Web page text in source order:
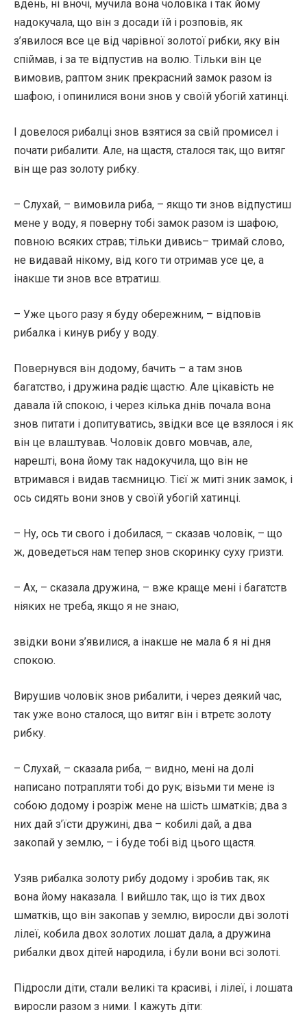
вдень, ні вночі, мучила вона чоловіка і так йому
надокучала, що він з досади їй і розповів, як
з’явилося все це від чарівної золотої рибки, яку він
спіймав, і за те відпустив на волю. Тільки він це
вимовив, раптом зник прекрасний замок разом із
шафою, і опинилися вони знов у своїй убогій хатинці.
І довелося рибалці знов взятися за свій промисел і
почати рибалити. Але, на щастя, сталося так, що витяг
він ще раз золоту рибку.
– Слухай, – вимовила риба, – якщо ти знов відпустиш
мене у воду, я поверну тобі замок разом із шафою,
повною всяких страв; тільки дивись– тримай слово,
не видавай нікому, від кого ти отримав усе це, а
інакше ти знов все втратиш.
– Уже цього разу я буду обережним, – відповів
рибалка і кинув рибу у воду.
Повернувся він додому, бачить – а там знов
багатство, і дружина радіє щастю. Але цікавість не
давала їй спокою, і через кілька днів почала вона
знов питати і допитуватись, звідки все це взялося і як
він це влаштував. Чоловік довго мовчав, але,
нарешті, вона йому так надокучила, що він не
втримався і видав таємницю. Тієї ж миті зник замок, і
ось сидять вони знов у своїй убогій хатинці.
– Ну, ось ти свого і добилася, – сказав чоловік, – що
ж, доведеться нам тепер знов скоринку суху гризти.
– Ах, – сказала дружина, – вже краще мені і багатств
ніяких не треба, якщо я не знаю,
звідки вони з’явилися, а інакше не мала б я ні дня
спокою.
Вирушив чоловік знов рибалити, і через деякий час,
так уже воно сталося, що витяг він і втретє золоту
рибку.
– Слухай, – сказала риба, – видно, мені на долі
написано потрапляти тобі до рук; візьми ти мене із
собою додому і розріж мене на шість шматків; два з
них дай з’їсти дружині, два – кобилі дай, а два
закопай у землю, – і буде тобі від цього щастя.
Узяв рибалка золоту рибу додому і зробив так, як
вона йому наказала. І вийшло так, що із тих двох
шматків, що він закопав у землю, виросли дві золоті
лілеї, кобила двох золотих лошат дала, а дружина
рибалки двох дітей народила, і були вони всі золоті.
Підросли діти, стали великі та красиві, і лілеї, і лошата
виросли разом з ними. І кажуть діти: